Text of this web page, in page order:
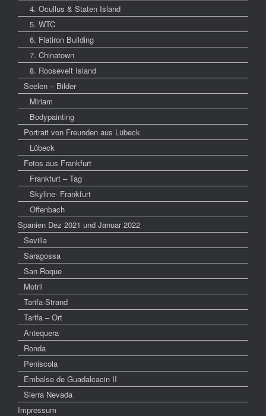
4. Ocullus & Staten Island
5. WTC
6. Flatiron Building
7. Chinatown
8. Roosevelt Island
Seelen – Bilder
Miriam
Bodypainting
Portrait von Freunden aus Lübeck
Lübeck
Fotos aus Frankfurt
Frankfurt – Tag
Skyline- Frankfurt
Offenbach
Spanien Dez 2021 und Januar 2022
Sevilla
Saragossa
San Roque
Motril
Tarifa-Strand
Tarifa – Ort
Antequera
Ronda
Peniscola
Embalse de Guadalcacin II
Sierra Nevada
Impressum